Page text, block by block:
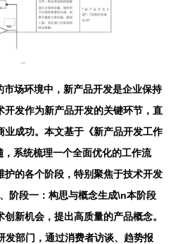
场环境中，新产品开发是企业保持
开发作为新产品开发的关键环节，直
业成功。本文基于《新产品开发工作
系统梳理一个全面优化的工作流
护的各个阶段，特别聚焦于技术开发
阶段一：构思与概念生成\n本阶段
新机会，提出高质量的产品概念。
发部门，通过消费者访谈、趋势报